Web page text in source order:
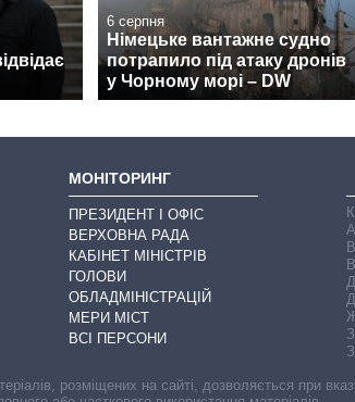
6 серпня
Німецьке вантажне судно
потрапило під атаку дронів
у Чорному морі – DW
МОНІТОРИНГ
ПРЕЗИДЕНТ І ОФІС
ВЕРХОВНА РАДА
КАБІНЕТ МІНІСТРІВ
ГОЛОВИ
ОБЛАДМІНІСТРАЦІЙ
МЕРИ МІСТ
ВСІ ПЕРСОНИ
розміщених на сайті, дозволяється при